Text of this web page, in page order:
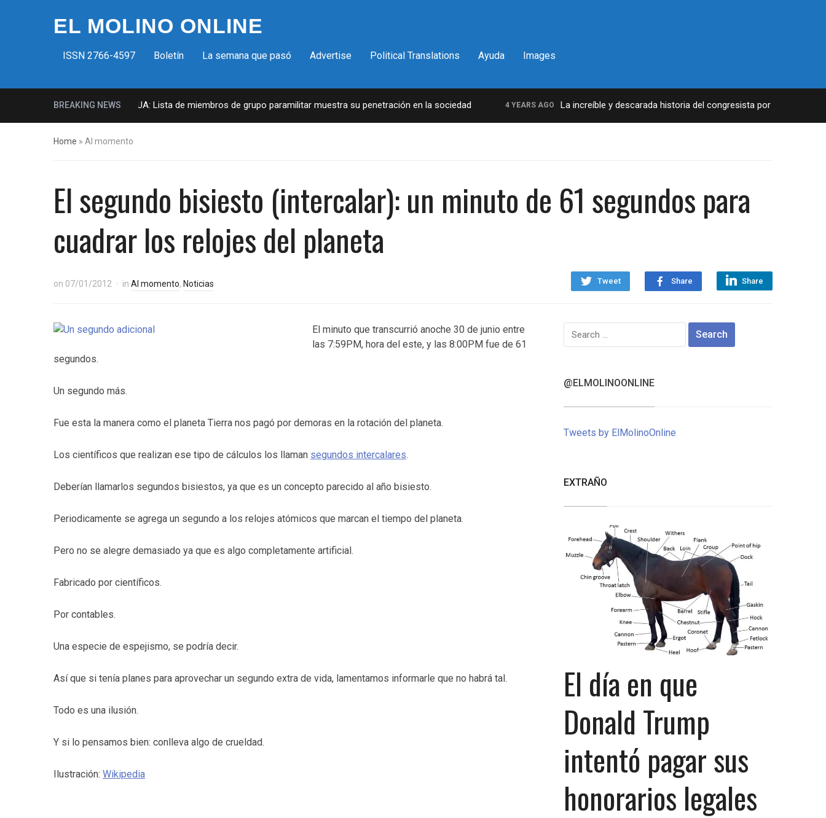
EL MOLINO ONLINE
ISSN 2766-4597 Boletín La semana que pasó Advertise Political Translations Ayuda Images
BREAKING NEWS
Milicias fascistas en EUA: Lista de miembros de grupo paramilitar muestra su penetración en la sociedad 4 YEARS AGO La increíble y descarada historia del congresista por NY George
Home » Al momento
El segundo bisiesto (intercalar): un minuto de 61 segundos para
cuadrar los relojes del planeta
Tweet Share Share
on 07/01/2012 in Al momento, Noticias
El minuto que transcurrió anoche 30 de junio entre
las 7:59PM, hora del este, y las 8:00PM fue de 61
segundos.
Un segundo más.
Fue esta la manera como el planeta Tierra nos pagó por demoras en la rotación del planeta.
Los científicos que realizan ese tipo de cálculos los llaman segundos intercalares.
Deberían llamarlos segundos bisiestos, ya que es un concepto parecido al año bisiesto.
Periodicamente se agrega un segundo a los relojes atómicos que marcan el tiempo del planeta.
Pero no se alegre demasiado ya que es algo completamente artificial.
Fabricado por científicos.
Por contables.
Una especie de espejismo, se podría decir.
Así que si tenía planes para aprovechar un segundo extra de vida, lamentamos informarle que no habrá tal.
Todo es una ilusión.
Y si lo pensamos bien: conlleva algo de crueldad.
Ilustración: Wikipedia
Search
for:
@ELMOLINOONLINE
Tweets by ElMolinoOnline
EXTRAÑO
El día en que
Donald Trump
intentó pagar sus
honorarios legales